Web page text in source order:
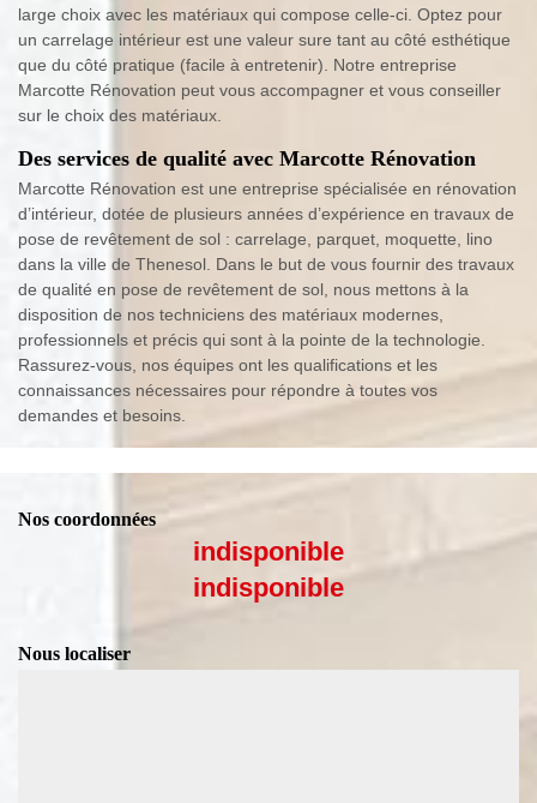
large choix avec les matériaux qui compose celle-ci. Optez pour
un carrelage intérieur est une valeur sure tant au côté esthétique
que du côté pratique (facile à entretenir). Notre entreprise
Marcotte Rénovation peut vous accompagner et vous conseiller
sur le choix des matériaux.
Des services de qualité avec Marcotte Rénovation
Marcotte Rénovation est une entreprise spécialisée en rénovation
d’intérieur, dotée de plusieurs années d’expérience en travaux de
pose de revêtement de sol : carrelage, parquet, moquette, lino
dans la ville de Thenesol. Dans le but de vous fournir des travaux
de qualité en pose de revêtement de sol, nous mettons à la
disposition de nos techniciens des matériaux modernes,
professionnels et précis qui sont à la pointe de la technologie.
Rassurez-vous, nos équipes ont les qualifications et les
connaissances nécessaires pour répondre à toutes vos
demandes et besoins.
Nos coordonnées
indisponible
indisponible
Nous localiser